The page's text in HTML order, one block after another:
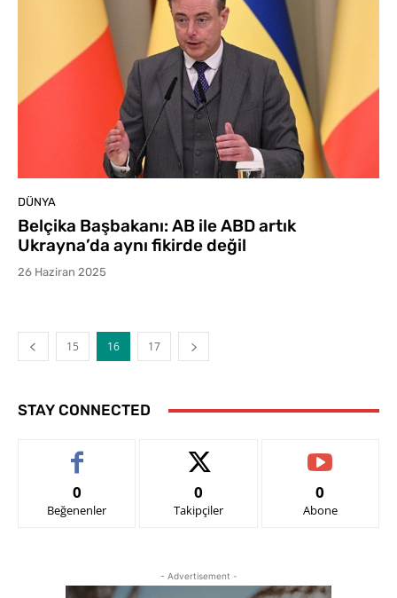
DÜNYA
Belçika Başbakanı: AB ile ABD artık
Ukrayna’da aynı fikirde değil
26 Haziran 2025
15 16 17
STAY CONNECTED
0
Beğenenler
0
Takipçiler
0
Abone
- Advertisement -